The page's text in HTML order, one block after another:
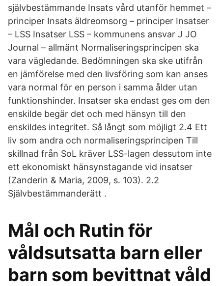
självbestämmande Insats vård utanför hemmet –
principer Insats äldreomsorg – principer Insatser
– LSS Insatser LSS – kommunens ansvar J JO
Journal – allmänt Normaliseringsprincipen ska
vara vägledande. Bedömningen ska ske utifrån
en jämförelse med den livsföring som kan anses
vara normal för en person i samma ålder utan
funktionshinder. Insatser ska endast ges om den
enskilde begär det och med hänsyn till den
enskildes integritet. Så långt som möjligt 2.4 Ett
liv som andra och normaliseringsprincipen Till
skillnad från SoL kräver LSS-lagen dessutom inte
ett ekonomiskt hänsynstagande vid insatser
(Zanderin & Maria, 2009, s. 103). 2.2
Självbestämmanderätt .
Mål och Rutin för
våldsutsatta barn eller
barn som bevittnat våld